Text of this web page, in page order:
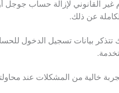
عن ذلك.
تتذكر بيانات تسجيل الدخول